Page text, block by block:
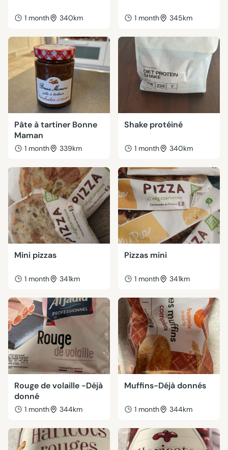
1 month 340km 1 month 345km
Pâte à tartiner Bonne
Maman
1 month 339km
Shake protéiné
1 month 340km
Mini pizzas
1 month 341km
Pizzas mini
1 month 341km
Rouge de volaille -Déjà
donné
1 month 344km
Muffins-Déjà donnés
1 month 344km